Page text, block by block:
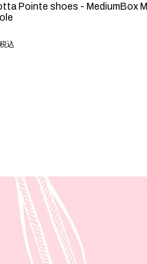
Pointe shoes - MediumBox M
税込